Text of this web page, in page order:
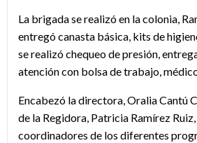
La brigada se realizó en la colonia,
entregó canasta básica, kits de
se realizó chequeo de presión,
atención con bolsa de trabajo,
Encabezó la directora, Oralia Cantú
de la Regidora, Patricia Ramírez
coordinadores de los diferentes